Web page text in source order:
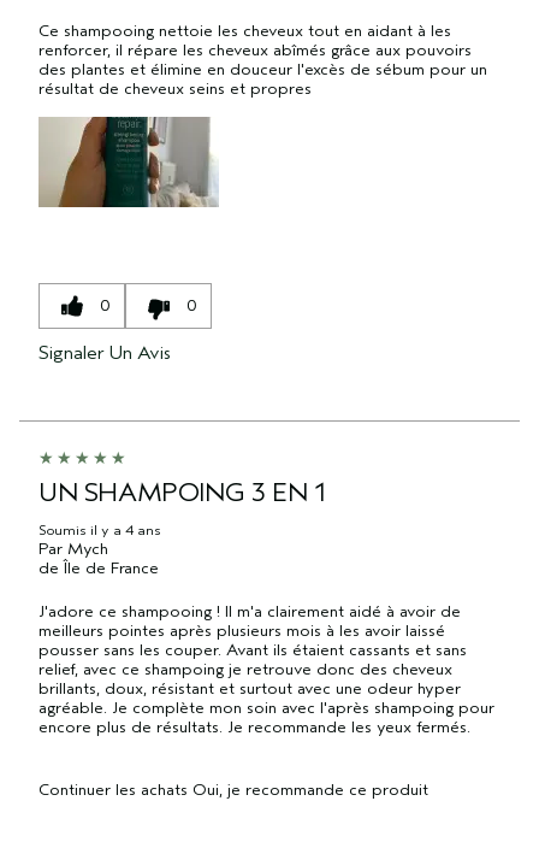
Ce shampooing nettoie les cheveux tout en aidant à les
renforcer, il répare les cheveux abîmés grâce aux pouvoirs
des plantes et élimine en douceur l'excès de sébum pour un
résultat de cheveux seins et propres
0 0
Signaler Un Avis
UN SHAMPOING 3 EN 1
Soumis il y a 4 ans
Par Mych
de Île de France
J'adore ce shampooing ! Il m'a clairement aidé à avoir de
meilleurs pointes après plusieurs mois à les avoir laissé
pousser sans les couper. Avant ils étaient cassants et sans
relief, avec ce shampoing je retrouve donc des cheveux
brillants, doux, résistant et surtout avec une odeur hyper
agréable. Je complète mon soin avec l'après shampoing pour
encore plus de résultats. Je recommande les yeux fermés.
Continuer les achats Oui, je recommande ce produit